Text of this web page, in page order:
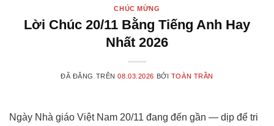
CHÚC MỪNG
Lời Chúc 20/11 Bằng Tiếng Anh Hay
Nhất 2026
ĐÃ ĐĂNG TRÊN08.03.2026 BỞI TOÀN TRẦN
Ngày Nhà giáo Việt Nam 20/11 đang đến gần — dịp để tri